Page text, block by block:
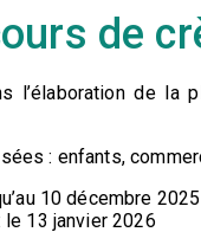
de
l’élaboration de la
: enfants,
10 décembre 2025
13 janvier 2026